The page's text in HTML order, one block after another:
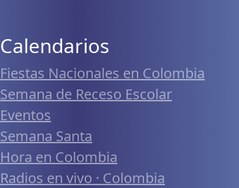
Calendarios
Fiestas Nacionales en Colombia
Semana de Receso Escolar
Eventos
Semana Santa
Hora en Colombia
Radios en vivo · Colombia